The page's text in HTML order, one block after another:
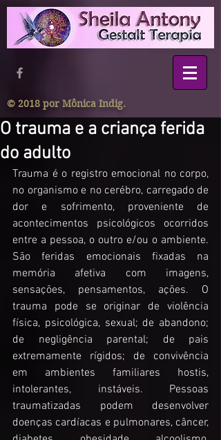
© 2018 por Mônica Indig.
O trauma e a criança ferida
do adulto
Trauma é o registro emocional no corpo,
no organismo e no cerébro, carregado de
dor e sofrimento, proveniente de
acontecimentos psicológicos ocorridos
entre a pessoa, o outro e/ou o ambiente.
São feridas emocionais fixadas na
memória afetiva com imagens,
sensações, pensamentos, ações. O
trauma pode se originar de violência
física, psicológica, sexual; de abandono;
de negligência parental; de pais
extremamente rígidos; de convivência
em ambientes familiares hostis,
intolerantes, instáveis. Pessoas
traumatizadas podem desenvolver
doenças cardíacas e pulmonares, câncer,